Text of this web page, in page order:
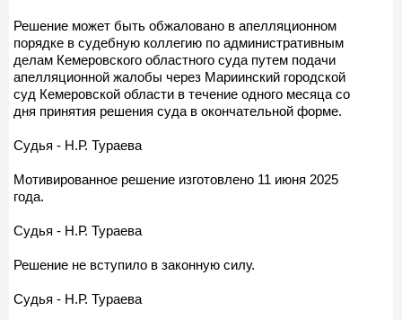
Решение может быть обжаловано в апелляционном
порядке в судебную коллегию по административным
делам Кемеровского областного суда путем подачи
апелляционной жалобы через Мариинский городской
суд Кемеровской области в течение одного месяца со
дня принятия решения суда в окончательной форме.
Судья - Н.Р. Тураева
Мотивированное решение изготовлено 11 июня 2025
года.
Судья - Н.Р. Тураева
Решение не вступило в законную силу.
Судья - Н.Р. Тураева